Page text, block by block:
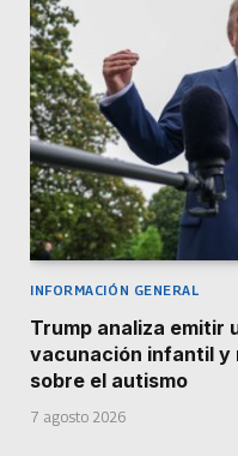
INFORMACIÓN GENERAL
Trump analiza emitir
vacunación infantil y
sobre el autismo
7 agosto 2026